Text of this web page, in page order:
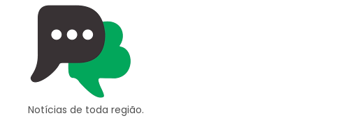
Notícias de toda região.